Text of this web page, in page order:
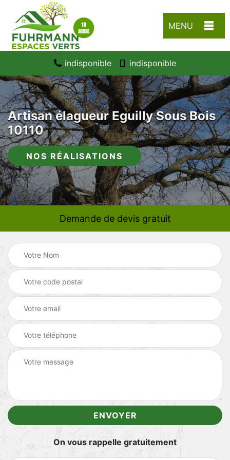
MENU
indisponible indisponible
Artisan élagueur Eguilly Sous Bois
10110
NOS RÉALISATIONS
Demande de devis gratuit
On vous rappelle gratuitement